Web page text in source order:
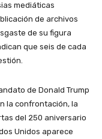
mediáticas
de archivos
de su figura
que seis de cada
de Donald Trump
la confrontación, la
del 250 aniversario
Unidos aparece